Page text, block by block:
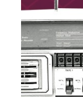
BOUTIQUE